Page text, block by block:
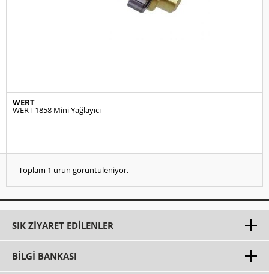
WERT
WERT 1858 Mini Yağlayıcı
Toplam 1 ürün görüntüleniyor.
SIK ZIYARET EDILENLER
BILGI BANKASI